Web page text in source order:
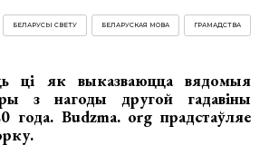
ГРАМАДСТВА
БЕЛАРУСКАЯ МОВА
БЕЛАРУСЫ СВЕТУ
ці як выказваюцца вядомыя
з нагоды другой гадавіны
года. Budzma. org прадстаўляе